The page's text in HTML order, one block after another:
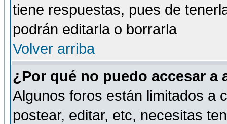
tiene respuestas, pues de
podrán editarla o borrarla
Volver arriba
¿Por qué no puedo accesar a
Algunos foros están limitados a
postear, editar, etc, necesitas